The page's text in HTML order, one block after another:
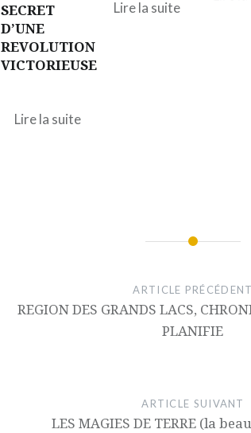
SECRET
D’UNE
REVOLUTION
VICTORIEUSE
Lire la suite
Lire la suite
ARTICLE PRÉCÉDENT
REGION DES GRANDS LACS,
PLANIFIE
ARTICLE SUIVANT
LES MAGIES DE TERRE (la